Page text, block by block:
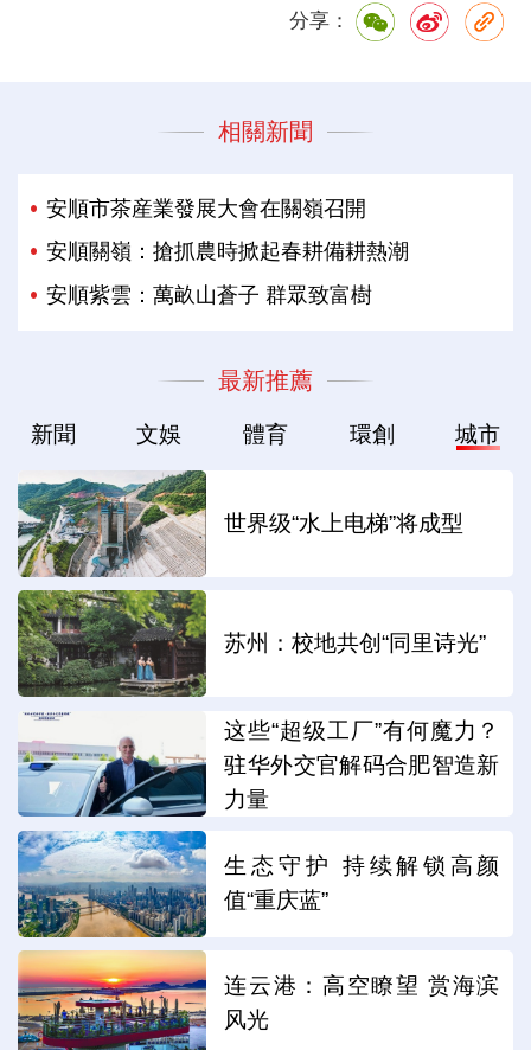
分享：
相關新聞
安順市茶産業發展大會在關嶺召開
安順關嶺：搶抓農時掀起春耕備耕熱潮
安順紫雲：萬畝山蒼子 群眾致富樹
最新推薦
新聞 文娛 體育 環創 城市
世界级“水上电梯”将成型
苏州：校地共创“同里诗光”
这些“超级工厂”有何魔力？
驻华外交官解码合肥智造新
力量
生态守护 持续解锁高颜
值“重庆蓝”
连云港：高空瞭望 赏海滨
风光